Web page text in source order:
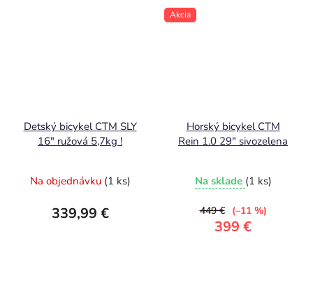
Detský bicykel CTM SLY
16" ružová 5,7kg !
Na objednávku (1 ks)
339,99 €
Akcia
Horský bicykel CTM
Rein 1.0 29" sivozelena
Na sklade (1 ks)
399 €
449 € (–11 %)